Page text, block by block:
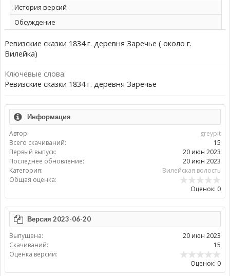
История версий
Обсуждение
Ревизские сказки 1834 г. деревня Заречье ( около г.
Вилейка)
Ключевые слова:
Ревизские сказки 1834 г. деревня Заречье
Информация
Автор:
greypit
Всего скачиваний:
15
Первый выпуск:
20 июн 2023
Последнее обновление:
20 июн 2023
Категория:
Вилейская волость
Общая оценка:
Оценок: 0
Версия 2023-06-20
Выпущена:
20 июн 2023
Скачиваний:
15
Оценка версии:
Оценок: 0